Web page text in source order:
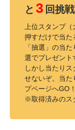
と 3 回挑
上位スタンプ
押すだけで当た
「抽選」の当
選でプレゼント
しかし当たり
せないぞ。当た
プページへGO！
※取得済みのス